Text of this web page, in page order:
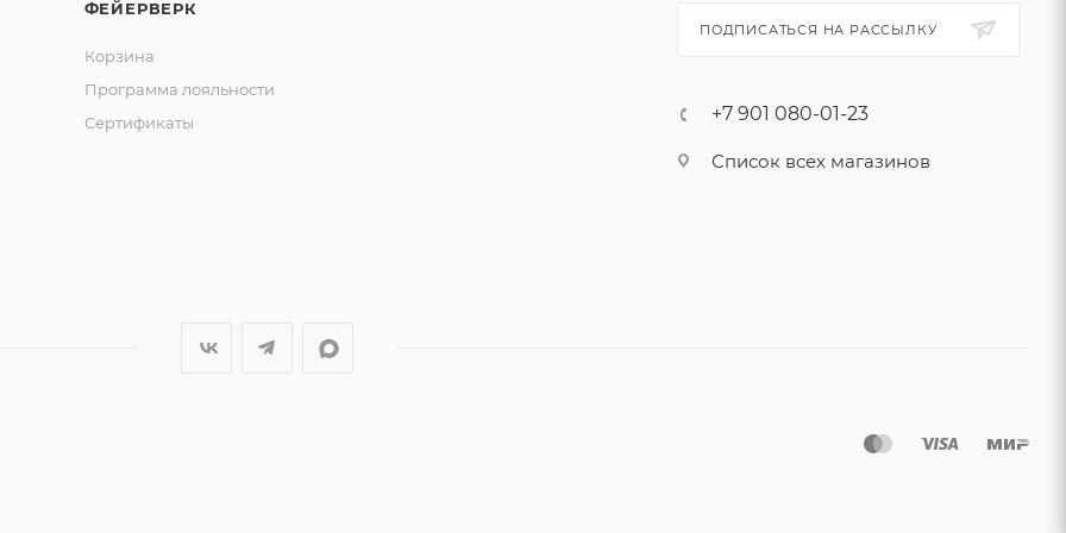
ФЕЙЕРВЕРК
Корзина
Программа лояльности
Сертификаты
ПОДПИСАТЬСЯ НА РАССЫЛКУ
+7 901 080-01-23
Список всех магазинов